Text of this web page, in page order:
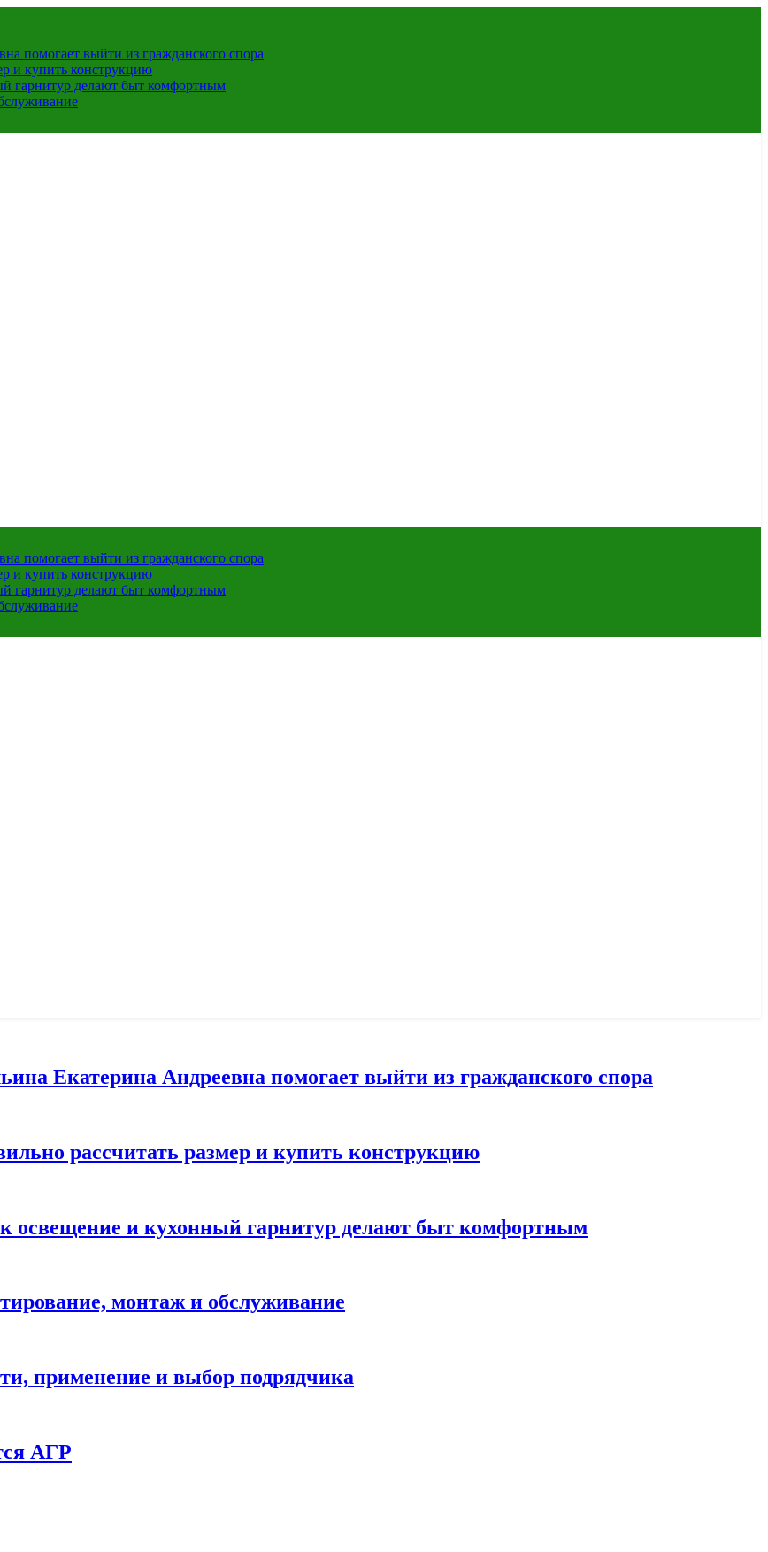
помогает выйти из гражданского спора
и купить конструкцию
гарнитур делают быт комфортным
помогает выйти из гражданского спора
и купить конструкцию
гарнитур делают быт комфортным
Екатерина Андреевна помогает выйти из гражданского спора
рассчитать размер и купить конструкцию
освещение и кухонный гарнитур делают быт комфортным
монтаж и обслуживание
применение и выбор подрядчика
АГР